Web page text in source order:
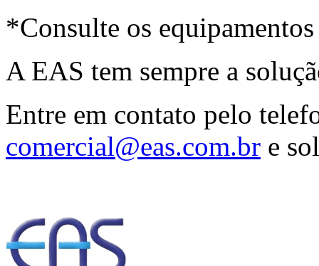
*Consulte os
A EAS tem sempre a
Entre em contato pelo
comercial@eas.com.br e